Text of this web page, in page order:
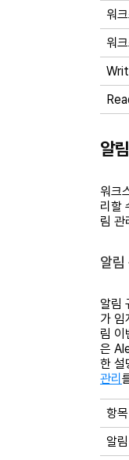
워
워
알
워크
리할
림 관
알림
알림
가 임
림 이
은
한 설
관리
항목
알